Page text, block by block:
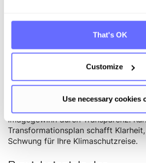
That's OK
Customize
Use necessary cookies
bei der Potenziale zur
und gefördert werden. So
externen Unterstützungen aus
Investitionskosten.
Jeder dieser Punkte liefert
besseren Daten über konkrete
„weichen” Faktoren wie
Imagegewinn durch Transparenz.
Transformationsplan schafft
Schwung für Ihre Klimaschutzreise.